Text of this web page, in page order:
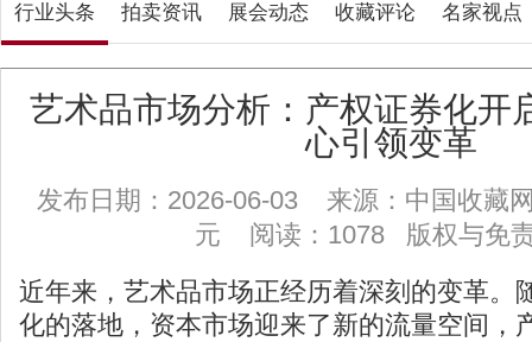
行业头条 拍卖资讯 展会动态 收藏评论 名家视点
艺术品市场分析：产权证券化开
心引领变革
发布日期：2026-06-03 来源：中国收藏
元 阅读：1078 版权与免
近年来，艺术品市场正经历着深刻的变革。
化的落地，资本市场迎来了新的流量空间，